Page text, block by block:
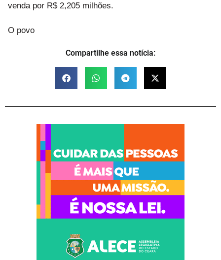
venda por R$ 2,205 milhões.
O povo
Compartilhe essa notícia: